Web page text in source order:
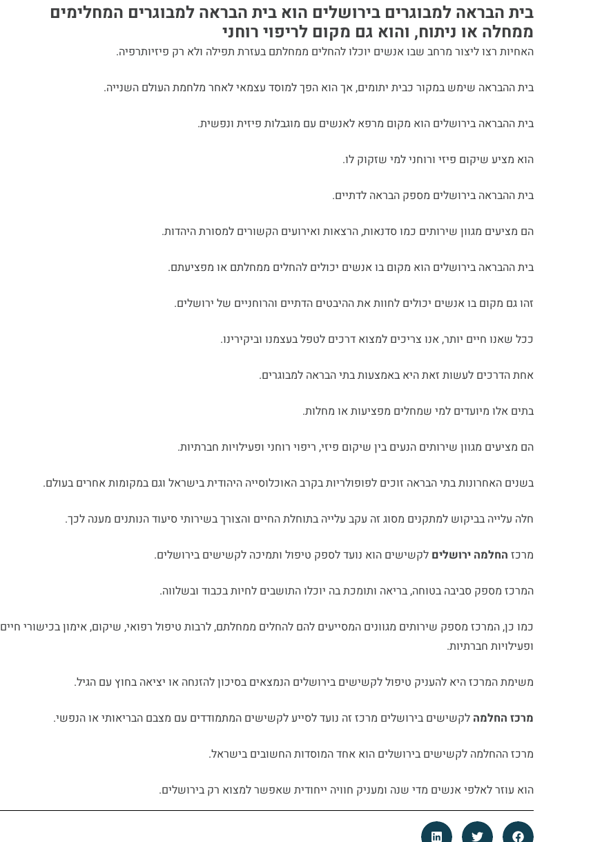
בית הבראה למבוגרים בירושלים הוא בית הבראה למבוגרים המחלימים
ממחלה או ניתוח, והוא גם מקום לריפוי רוחני
האחיות רצו ליצור מרחב שבו אנשים יוכלו להחלים ממחלתם בעזרת תפילה ולא רק פיזיותרפיה.
בית ההבראה שימש במקור כבית יתומים, אך הוא הפך למוסד עצמאי לאחר מלחמת העולם השנייה.
בית ההבראה בירושלים הוא מקום מרפא לאנשים עם מוגבלות פיזית ונפשית.
הוא מציע שיקום פיזי ורוחני למי שזקוק לו.
בית ההבראה בירושלים מספק הבראה לדתיים.
הם מציעים מגוון שירותים כמו סדנאות, הרצאות ואירועים הקשורים למסורת היהדות.
בית ההבראה בירושלים הוא מקום בו אנשים יכולים להחלים ממחלתם או מפציעתם.
זהו גם מקום בו אנשים יכולים לחוות את ההיבטים הדתיים והרוחניים של ירושלים.
ככל שאנו חיים יותר, אנו צריכים למצוא דרכים לטפל בעצמנו וביקירינו.
אחת הדרכים לעשות זאת היא באמצעות בתי הבראה למבוגרים.
בתים אלו מיועדים למי שמחלים מפציעות או מחלות.
הם מציעים מגוון שירותים הנעים בין שיקום פיזי, ריפוי רוחני ופעילויות חברתיות.
בשנים האחרונות בתי הבראה זוכים לפופולריות בקרב האוכלוסייה היהודית בישראל וגם במקומות אחרים בעולם.
חלה עלייה בביקוש למתקנים מסוג זה עקב עלייה בתוחלת החיים והצורך בשירותי סיעוד הנותנים מענה לכך.
מרכז החלמה ירושלים לקשישים הוא נועד לספק טיפול ותמיכה לקשישים בירושלים.
המרכז מספק סביבה בטוחה, בריאה ותומכת בה יוכלו התושבים לחיות בכבוד ובשלווה.
כמו כן, המרכז מספק שירותים מגוונים המסייעים להם להחלים ממחלתם, לרבות טיפול רפואי, שיקום, אימון בכישורי חיים
ופעילויות חברתיות.
משימת המרכז היא להעניק טיפול לקשישים בירושלים הנמצאים בסיכון להזנחה או יציאה בחוץ עם הגיל.
מרכז החלמה לקשישים בירושלים מרכז זה נועד לסייע לקשישים המתמודדים עם מצבם הבריאותי או הנפשי.
מרכז ההחלמה לקשישים בירושלים הוא אחד המוסדות החשובים בישראל.
הוא עוזר לאלפי אנשים מדי שנה ומעניק חוויה ייחודית שאפשר למצוא רק בירושלים.